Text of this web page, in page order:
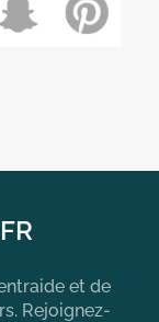
et de
Rejoignez-